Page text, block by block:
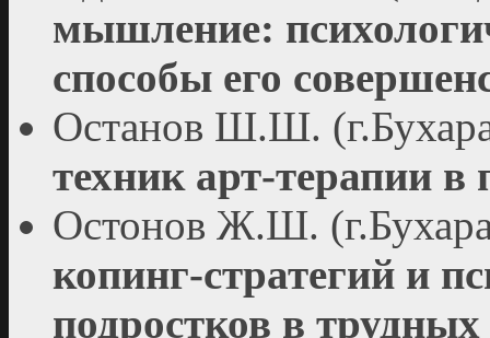
мышление:
способы его
Останов Ш.Ш.
техник арт-терапии в
Остонов Ж.Ш.
копинг-стратегий и
подростков в